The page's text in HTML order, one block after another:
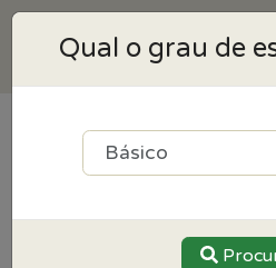
resultados
Qual o grau de